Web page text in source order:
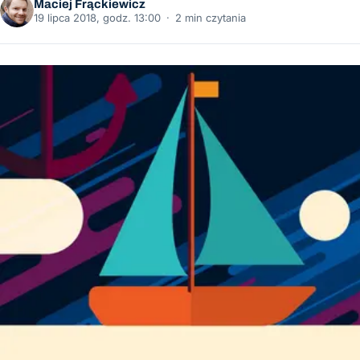
Maciej Frąckiewicz
19 lipca 2018, godz. 13:00 · 2 min czytania